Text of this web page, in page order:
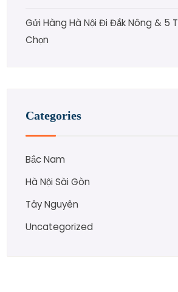
Gửi Hàng Hà Nội Đi Đắk Nông & 5
Chọn
Categories
Bắc Nam
Hà Nội Sài Gòn
Tây Nguyên
Uncategorized